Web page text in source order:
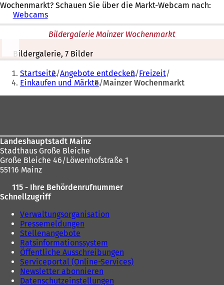
Wochenmarkt? Schauen Sie über die Markt-Webcam nach:
Webcams
Bildergalerie Mainzer Wochenmarkt
Bildergalerie, 7 Bilder
Sie
befinden
sich
Startseite Angebote entdecken Freizeit
Einkaufen und Märkte Mainzer Wochenmarkt
Landeshauptstadt Mainz
Stadthaus Große Bleiche
Große Bleiche 46/Löwenhofstraße 1
55116 Mainz
115 - Ihre Behördenrufnummer
Schnellzugriff
Verwaltungsorganisation
Pressemeldungen
Stellenangebote
Ratsinformationssystem
Öffentliche Ausschreibungen
Serviceportal (Online-Services)
Newsletter abonnieren
Datenschutzeinstellungen